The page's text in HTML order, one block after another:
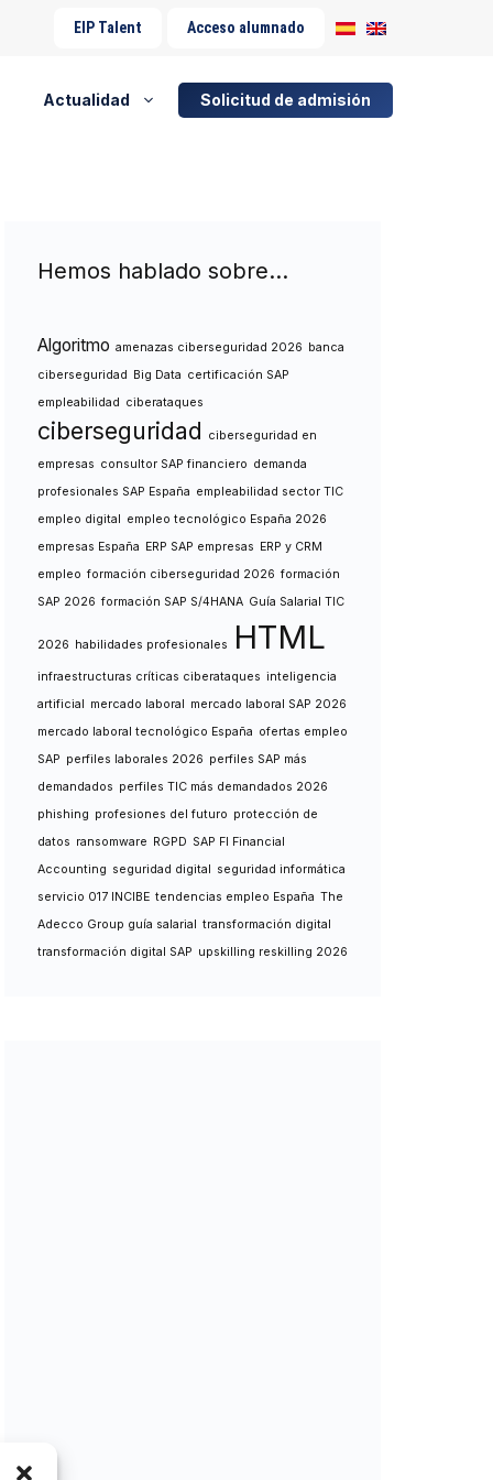
EIP Talent Acceso alumnado
Actualidad Solicitud de admisión
Hemos hablado sobre…
Algoritmo amenazas ciberseguridad 2026 banca
ciberseguridad Big Data certificación SAP
empleabilidad ciberataques
ciberseguridad
ciberseguridad en
empresas consultor SAP financiero demanda
profesionales SAP España empleabilidad sector TIC
empleo digital empleo tecnológico España 2026
empresas España ERP SAP empresas ERP y CRM
empleo formación ciberseguridad 2026 formación
SAP 2026 formación SAP S/4HANA Guía Salarial TIC
2026 habilidades profesionales HTML
infraestructuras críticas ciberataques inteligencia
artificial mercado laboral mercado laboral SAP 2026
mercado laboral tecnológico España ofertas empleo
SAP perfiles laborales 2026 perfiles SAP más
demandados perfiles TIC más demandados 2026
phishing profesiones del futuro protección de
datos ransomware RGPD SAP FI Financial
Accounting seguridad digital seguridad informática
servicio 017 INCIBE tendencias empleo España The
Adecco Group guía salarial transformación digital
transformación digital SAP upskilling reskilling 2026